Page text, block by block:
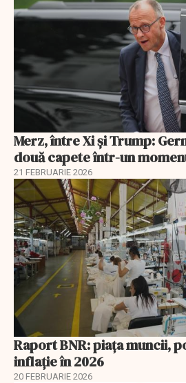
Merz, între Xi și Trump:
două capete într-un
21 FEBRUARIE 2026
Raport BNR: piața muncii,
inflație în 2026
20 FEBRUARIE 2026